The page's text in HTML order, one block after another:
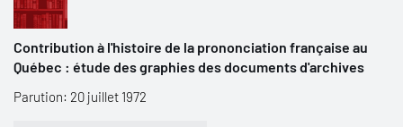
Contribution à l'histoire de la prononciation française au
Québec : étude des graphies des documents d'archives
Parution: 20 juillet 1972